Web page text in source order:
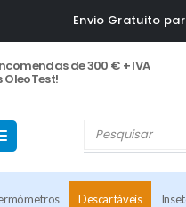
Envio Gratuito
de 300 € + IVA
OleoTest!
Descartáveis